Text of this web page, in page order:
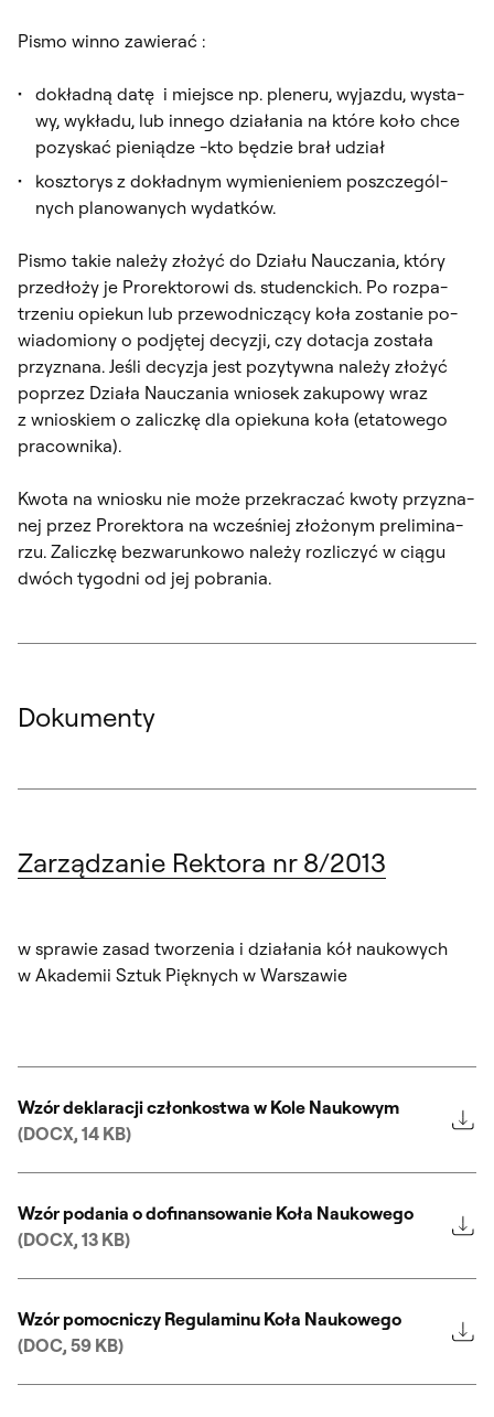
Pi­smo win­no za­wie­rać :
do­kład­ną da­tę i miej­sce np. ple­ne­ru, wy­jaz­du, wy­sta­
wy, wy­kła­du, lub in­ne­go dzia­ła­nia na któ­re ko­ło chce
po­zy­skać pie­nią­dze -k­to bę­dzie brał udział
kosz­to­rys z do­kład­nym wy­mie­nie­niem po­szcze­gól­
nych pla­no­wa­nych wy­dat­ków.
Pi­smo ta­kie na­le­ży zło­żyć do Dzia­łu Nau­cza­nia, któ­ry
przedło­ży je Pro­rek­to­ro­wi ds. stu­denc­kich. Po roz­pa­
trze­niu opie­kun lub prze­wod­ni­czą­cy ko­ła zo­sta­nie po­
wia­do­mio­ny o pod­ję­tej de­cy­zji, czy do­ta­cja zo­sta­ła
przy­zna­na. Je­śli de­cy­zja jest po­zy­tyw­na na­le­ży zło­żyć
po­przez Dzia­ła Nau­cza­nia wnio­sek za­ku­po­wy wraz
z wnio­skiem o za­licz­kę dla opie­ku­na ko­ła (eta­to­we­go
pra­cow­ni­ka).
Kwo­ta na wnio­sku nie mo­że prze­kra­czać kwo­ty przy­zna­
nej przez Pro­rek­to­ra na wcze­śniej zło­żo­nym pre­li­mi­na­
rzu. Za­licz­kę bez­wa­run­ko­wo na­le­ży roz­li­czyć w cią­gu
dwóch ty­go­dni od jej po­bra­nia.
Dokumenty
Zarządzanie Rektora nr 8/2013
w sprawie zasad tworzenia i działania kół naukowych
w Akademii Sztuk Pięknych w Warszawie
Wzór deklaracji członkostwa w Kole Naukowym
(DOCX, 14 KB)
Wzór podania o dofinansowanie Koła Naukowego
(DOCX, 13 KB)
Wzór pomocniczy Regulaminu Koła Naukowego
(DOC, 59 KB)